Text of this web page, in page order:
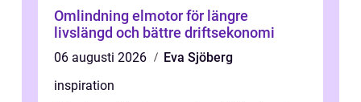
Omlindning elmotor för längre
livslängd och bättre driftsekonomi
06 augusti 2026
Eva Sjöberg
inspiration